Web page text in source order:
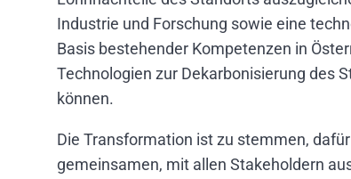
Industrie und Forschung sowie eine
Basis bestehender Kompetenzen in
Technologien zur Dekarbonisierung des
können.
Die Transformation ist zu stemmen,
gemeinsamen, mit allen Stakeholdern